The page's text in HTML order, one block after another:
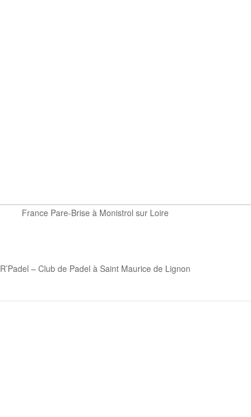
France Pare-Brise à Monistrol sur Loire
R’Padel – Club de Padel à Saint Maurice de Lignon